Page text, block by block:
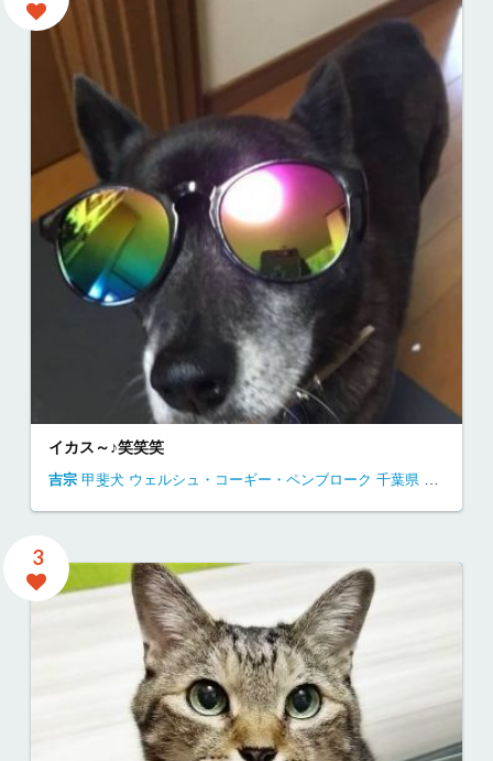
イカス～♪笑笑笑
吉宗 甲斐犬 ウェルシュ・コーギー・ペンブローク 千葉県
3